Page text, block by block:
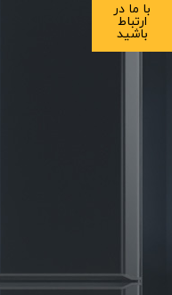
با ما در
ارتباط
باشید